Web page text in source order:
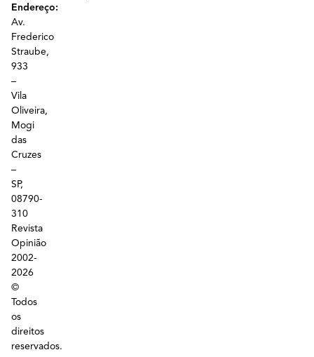
Endereço:
Av.
Frederico
Straube,
933
–
Vila
Oliveira,
Mogi
das
Cruzes
–
SP,
08790-
310
Revista
Opinião
2002-
2026
©
Todos
os
direitos
reservados.